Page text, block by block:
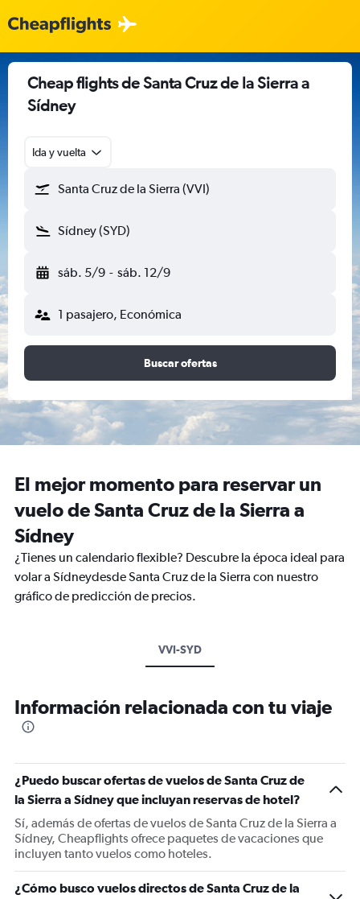
Cheap flights de Santa Cruz de la Sierra a
Sídney
Ida y vuelta
Santa Cruz de la Sierra (VVI)
Sídney (SYD)
sáb. 5/9 - sáb. 12/9
1 pasajero, Económica
Buscar ofertas
El mejor momento para reservar un
vuelo de Santa Cruz de la Sierra a
Sídney
¿Tienes un calendario flexible? Descubre la época ideal para
volar a Sídneydesde Santa Cruz de la Sierra con nuestro
gráfico de predicción de precios.
VVI-SYD
Información relacionada con tu viaje
¿Puedo buscar ofertas de vuelos de Santa Cruz de
la Sierra a Sídney que incluyan reservas de hotel?
Sí, además de ofertas de vuelos de Santa Cruz de la Sierra a
Sídney, Cheapflights ofrece paquetes de vacaciones que
incluyen tanto vuelos como hoteles.
¿Cómo busco vuelos directos de Santa Cruz de la